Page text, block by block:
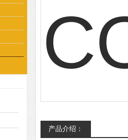
产品介绍：